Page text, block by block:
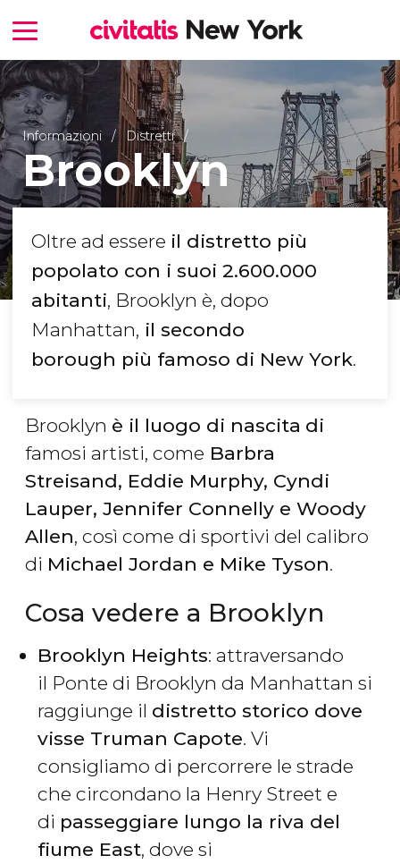
Informazioni Distretti
Brooklyn
Oltre ad essere il distretto più
popolato con i suoi 2.600.000
abitanti, Brooklyn è, dopo
Manhattan, il secondo
borough più famoso di New York.
Brooklyn è il luogo di nascita di
famosi artisti, come Barbra
Streisand, Eddie Murphy, Cyndi
Lauper, Jennifer Connelly e Woody
Allen, così come di sportivi del calibro
di Michael Jordan e Mike Tyson.
Cosa vedere a Brooklyn
Brooklyn Heights: attraversando
il Ponte di Brooklyn da Manhattan si
raggiunge il distretto storico dove
visse Truman Capote. Vi
consigliamo di percorrere le strade
che circondano la Henry Street e
di passeggiare lungo la riva del
fiume East, dove si